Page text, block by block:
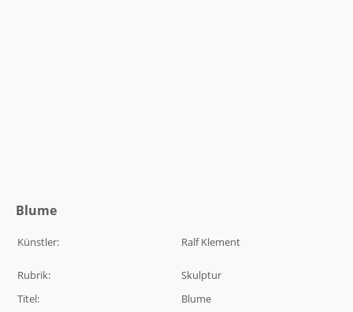
Blume
Künstler: Ralf Klement
Rubrik:
Skulptur
Titel:
Blume